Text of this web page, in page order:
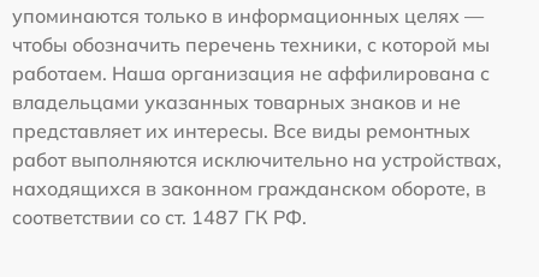
упоминаются только в информационных целях —
чтобы обозначить перечень техники, с которой мы
работаем. Наша организация не аффилирована с
владельцами указанных товарных знаков и не
представляет их интересы. Все виды ремонтных
работ выполняются исключительно на устройствах,
находящихся в законном гражданском обороте, в
соответствии со ст. 1487 ГК РФ.